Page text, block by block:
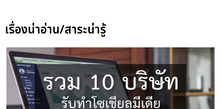
เรื่องน่าอ่าน/สาระน่ารู้